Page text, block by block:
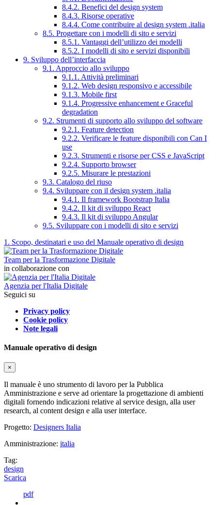
8.4.2. Benefici del design system
8.4.3. Risorse operative
8.4.4. Come contribuire al design system .italia
8.5. Progettare con i modelli di sito e servizi
8.5.1. Vantaggi dell’utilizzo dei modelli
8.5.2. I modelli di sito e servizi disponibili
9. Sviluppo dell’interfaccia
9.1. Approccio allo sviluppo
9.1.1. Attività preliminari
9.1.2. Web design responsivo e accessibile
9.1.3. Mobile first
9.1.4. Progressive enhancement e Graceful
degradation
9.2. Strumenti di supporto allo sviluppo del software
9.2.1. Feature detection
9.2.2. Verificare le feature disponibili con Can I
use
9.2.3. Strumenti e risorse per CSS e JavaScript
9.2.4. Supporto browser
9.2.5. Misurare le prestazioni
9.3. Catalogo del riuso
9.4. Sviluppare con il design system .italia
9.4.1. Il framework Bootstrap Italia
9.4.2. Il kit di sviluppo React
9.4.3. Il kit di sviluppo Angular
9.5. Sviluppare con i modelli di sito e servizi
1. Scopo, destinatari e uso del Manuale operativo di design
Team per la Trasformazione Digitale
in collaborazione con
Agenzia per l'Italia Digitale
Seguici su
Privacy policy
Cookie policy
Note legali
Manuale operativo di design
×
Il manuale è uno strumento di lavoro per la Pubblica
Amministrazione e serve ad orientare la progettazione di ambienti
digitali fornendo indicazioni relative al service design, alla user
research, al content design e alla user interface.
Progetto: Designers Italia
Amministrazione: italia
Tag:
design
Scarica
pdf